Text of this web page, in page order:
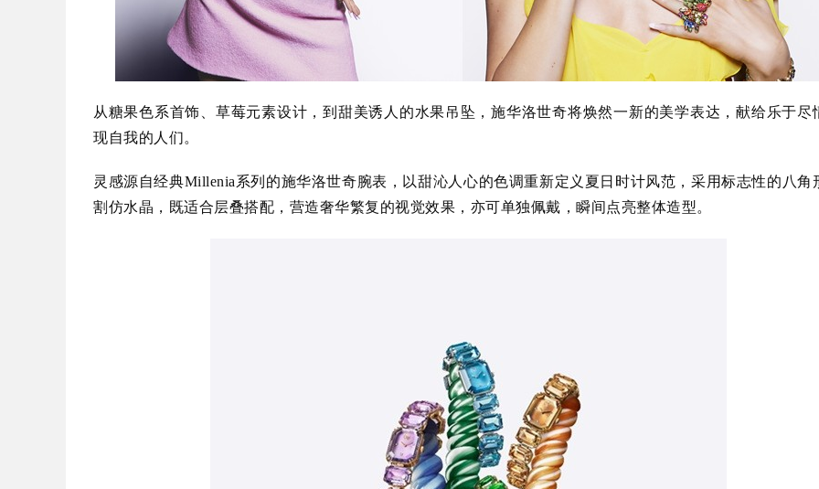
从糖果色系首饰、草莓元素设计，到甜美诱人的水果吊坠，施华洛世奇将焕然一新的美学表达，献给乐于尽
现自我的人们。
灵感源自经典Millenia系列的施华洛世奇腕表，以甜沁人心的色调重新定义夏日时计风范，采用标志性的八角
割仿水晶，既适合层叠搭配，营造奢华繁复的视觉效果，亦可单独佩戴，瞬间点亮整体造型。